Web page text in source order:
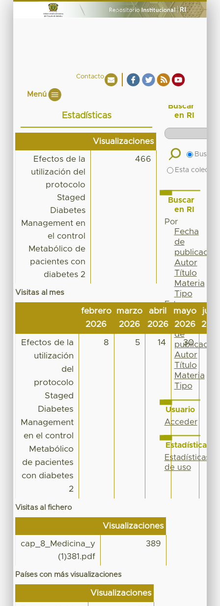
Contacto
Menú
Estadísticas
Visualizaciones
Efectos de la
utilización del
protocolo
Staged
Diabetes
Management en
el control
Metabólico de
pacientes con
diabetes 2
466
Visitas al mes
febrero
2026
marzo
2026
abril
2026
mayo
2026
Efectos de la
utilización
del
protocolo
Staged
Diabetes
Management
en el control
Metabólico
de pacientes
con diabetes
2
8 5 14 30
Visitas al fichero
Visualizaciones
cap_8_Medicina_y
(1)381.pdf
389
Países con más visualizaciones
Visualizaciones
Buscar
en RI
Buscar
Esta
Buscar
en RI
Por
Fecha
de
publicación
Autor
Título
Materia
Tipo
Esta
colección
Fecha
de
publicación
Autor
Título
Materia
Tipo
Usuario
Acceder
Estadísticas
Estadísticas
de uso